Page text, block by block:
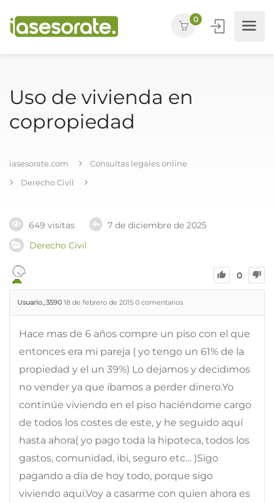
0
Uso de vivienda en
copropiedad
iasesorate.com
Consultas legales online
Derecho Civil
649 visitas
7 de diciembre de 2025
Derecho Civil
0
Usuario_3590 18 de febrero de 2015 0 comentarios
Hace mas de 6 años compre un piso con el que
entonces era mi pareja ( yo tengo un 61% de la
propiedad y el un 39%) Lo dejamos y decidimos
no vender ya que íbamos a perder dinero.Yo
continúe viviendo en el piso haciéndome cargo
de todos los costes de este, y he seguido aquí
hasta ahora( yo pago toda la hipoteca, todos los
gastos, comunidad, ibi, seguro etc… )Sigo
pagando a día de hoy todo, porque sigo
viviendo aquí.Voy a casarme con quien ahora es